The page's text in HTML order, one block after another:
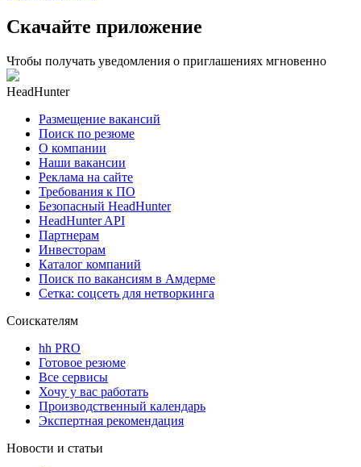
Скачайте приложение
Чтобы получать уведомления о приглашениях мгновенно
HeadHunter
Размещение вакансий
Поиск по резюме
О компании
Наши вакансии
Реклама на сайте
Требования к ПО
Безопасный HeadHunter
HeadHunter API
Партнерам
Инвесторам
Каталог компаний
Поиск по вакансиям в Амдерме
Сетка: соцсеть для нетворкинга
Соискателям
hh PRO
Готовое резюме
Все сервисы
Хочу у вас работать
Производственный календарь
Экспертная рекомендация
Новости и статьи